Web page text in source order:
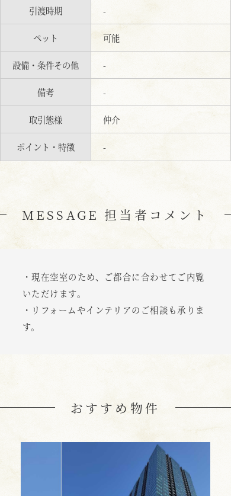
引渡時期 -
ペット 可能
設備・条件その他 -
備考 -
取引態様 仲介
ポイント・特徴 -
MESSAGE 担当者コメント
・現在空室のため、ご都合に合わせてご内覧
いただけます。
・リフォームやインテリアのご相談も承りま
す。
おすすめ物件